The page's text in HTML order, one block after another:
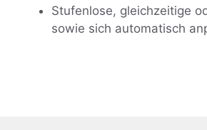
Stufenlose, gleichzeitige
sowie sich automatisch